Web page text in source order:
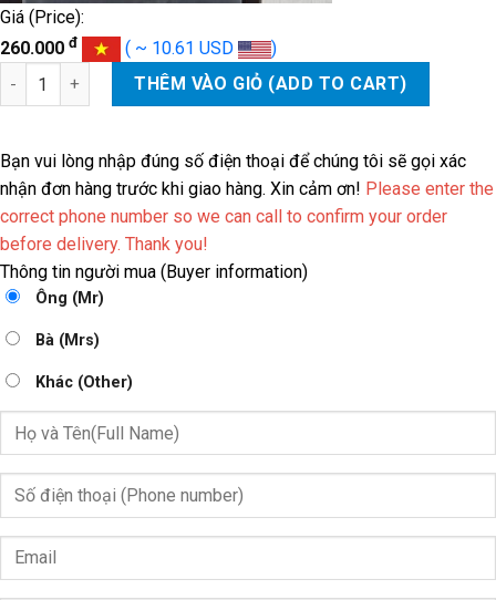
Giá (Price):
260.000 đ ( ~ 10.61 USD )
ỐP CAM DƯỚI CHEVROLET CRUZE số lượng
THÊM VÀO GIỎ (ADD TO CART)
Bạn vui lòng nhập đúng số điện thoại để chúng tôi sẽ gọi xác
nhận đơn hàng trước khi giao hàng. Xin cảm ơn! Please enter the
correct phone number so we can call to confirm your order
before delivery. Thank you!
Thông tin người mua (Buyer information)
Ông (Mr)
Bà (Mrs)
Khác (Other)